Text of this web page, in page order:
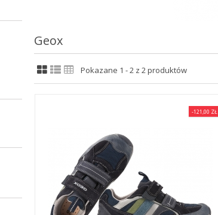
Geox
Pokazane 1 - 2 z 2 produktów
-121,00 ZŁ